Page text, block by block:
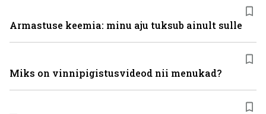
Armastuse keemia: minu aju tuksub ainult sulle
Miks on vinni­pigistusvideod nii menukad?